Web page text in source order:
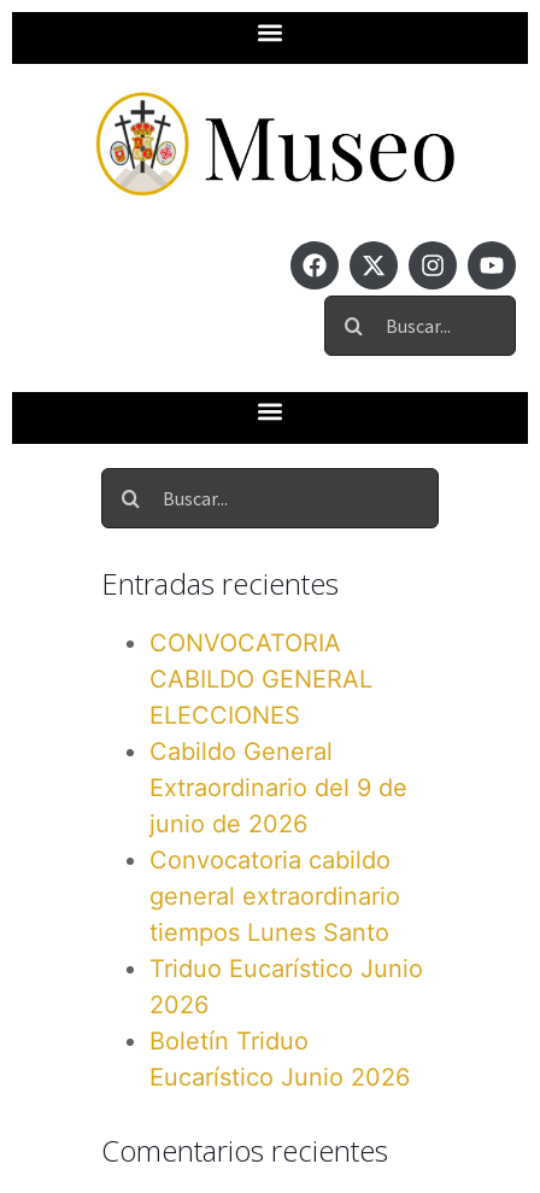
Entradas recientes
CONVOCATORIA
CABILDO GENERAL
ELECCIONES
Cabildo General
Extraordinario del 9 de
junio de 2026
Convocatoria cabildo
general extraordinario
tiempos Lunes Santo
Triduo Eucarístico Junio
2026
Boletín Triduo
Eucarístico Junio 2026
Comentarios recientes